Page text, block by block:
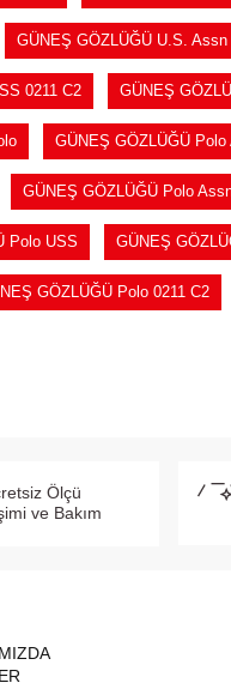
GÜNEŞ GÖZLÜĞÜ U.S. Assn
0211 C2 GÜNEŞ
GÜNEŞ GÖZLÜĞÜ Polo
GÜNEŞ GÖZLÜĞÜ Polo
Polo USS GÜNEŞ
GÖZLÜĞÜ Polo 0211 C2
Ölçü
ve Bakım